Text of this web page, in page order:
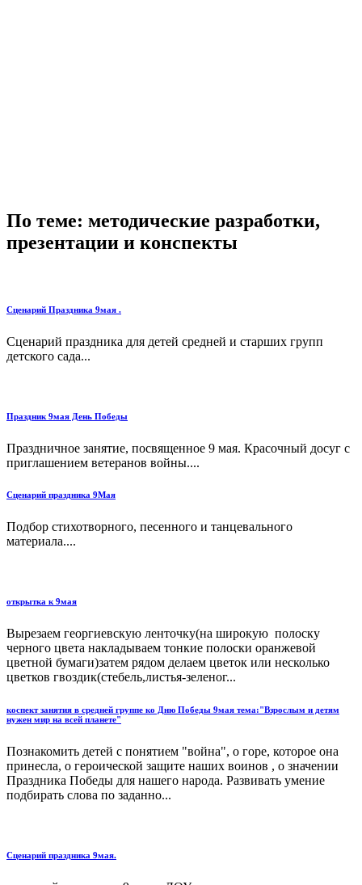
По теме: методические разработки,
презентации и конспекты
Сценарий Праздника 9мая .
Сценарий праздника для детей средней и старших групп
детского сада...
Праздник 9мая День Победы
Праздничное занятие, посвященное 9 мая. Красочный досуг с
приглашением ветеранов войны....
Сценарий праздника 9Мая
Подбор стихотворного, песенного и танцевального
материала....
открытка к 9мая
Вырезаем георгиевскую ленточку(на широкую полоску
черного цвета накладываем тонкие полоски оранжевой
цветной бумаги)затем рядом делаем цветок или несколько
цветков гвоздик(стебель,листья-зеленог...
коспект занятия в средней группе ко Дню Победы 9мая тема:"Взрослым и детям
нужен мир на всей планете"
Познакомить детей с понятием "война", о горе, которое она
принесла, о героической защите наших воинов , о значении
Праздника Победы для нашего народа. Развивать умение
подбирать слова по заданно...
Сценарий праздника 9мая.